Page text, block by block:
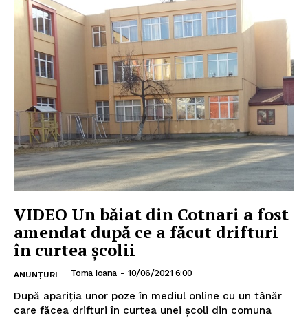
VIDEO Un băiat din Cotnari a fost
amendat după ce a făcut drifturi
în curtea școlii
ANUNȚURI Toma Ioana - 10/06/2021 6:00
După apariția unor poze în mediul online cu un tânăr
care făcea drifturi în curtea unei școli din comuna